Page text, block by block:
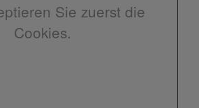
Sie zuerst die
Cookies.